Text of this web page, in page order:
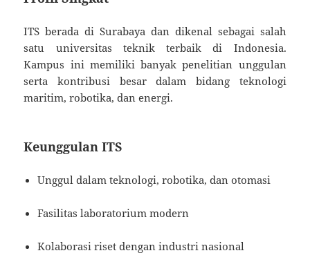
ITS berada di Surabaya dan dikenal sebagai salah
satu universitas teknik terbaik di Indonesia.
Kampus ini memiliki banyak penelitian unggulan
serta kontribusi besar dalam bidang teknologi
maritim, robotika, dan energi.
Keunggulan ITS
Unggul dalam teknologi, robotika, dan otomasi
Fasilitas laboratorium modern
Kolaborasi riset dengan industri nasional